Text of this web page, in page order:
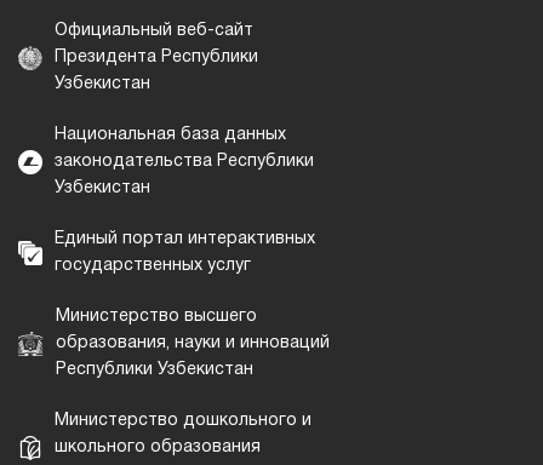
Официальный веб-сайт
Президента Республики
Узбекистан
Национальная база данных
законодательства Республики
Узбекистан
Единый портал интерактивных
государственных услуг
Министерство высшего
образования, науки и инноваций
Республики Узбекистан
Министерство дошкольного и
школьного образования